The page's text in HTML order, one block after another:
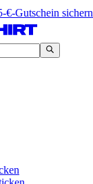
€-Gutschein sichern